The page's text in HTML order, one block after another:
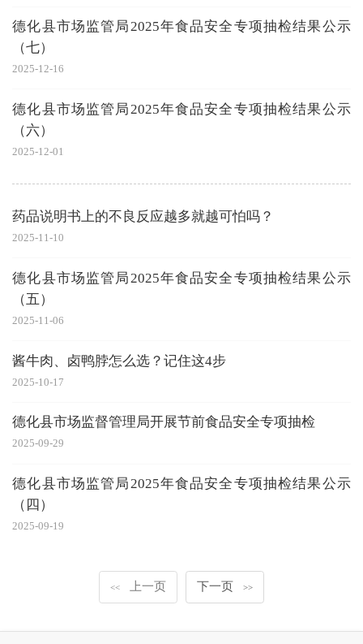
德化县市场监管局2025年食品安全专项抽检结果公示
（七）
2025-12-16
德化县市场监管局2025年食品安全专项抽检结果公示
（六）
2025-12-01
药品说明书上的不良反应越多就越可怕吗？
2025-11-10
德化县市场监管局2025年食品安全专项抽检结果公示
（五）
2025-11-06
酱牛肉、卤鸭脖怎么选？记住这4步
2025-10-17
德化县市场监督管理局开展节前食品安全专项抽检
2025-09-29
德化县市场监管局2025年食品安全专项抽检结果公示
（四）
2025-09-19
<< 上一页 下一页 >>